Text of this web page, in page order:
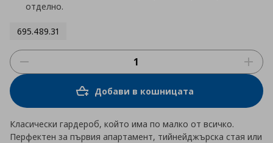
отделно.
695.489.31
Добави в кошницата
Класически гардероб, който има по малко от всичко.
Перфектен за първия апартамент, тийнейджърска стая или